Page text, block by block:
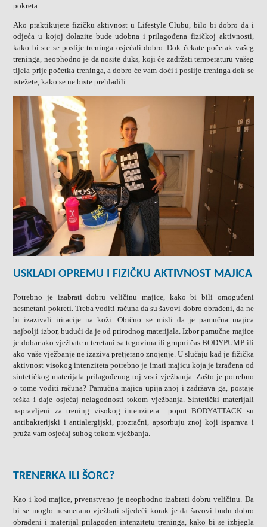
pokreta.
Ako praktikujete fizičku aktivnost u Lifestyle Clubu, bilo bi dobro da i
odjeća u kojoj dolazite bude udobna i prilagođena fizičkoj aktivnosti,
kako bi ste se poslije treninga osjećali dobro. Dok čekate početak vašeg
treninga, neophodno je da nosite duks, koji će zadržati temperaturu vašeg
tijela prije početka treninga, a dobro će vam doći i poslije treninga dok se
istežete, kako se ne biste prehladili.
USKLADI OPREMU I FIZIČKU AKTIVNOST MAJICA
Potrebno je izabrati dobru veličinu majice, kako bi bili omogućeni
nesmetani pokreti. Treba voditi računa da su šavovi dobro obrađeni, da ne
bi izazivali iritacije na koži. Obično se misli da je pamučna majica
najbolji izbor, budući da je od prirodnog materijala. Izbor pamučne majice
je dobar ako vježbate u teretani sa tegovima ili grupni čas BODYPUMP ili
ako vaše vježbanje ne izaziva pretjerano znojenje. U slučaju kad je fižička
aktivnost visokog intenziteta potrebno je imati majicu koja je izrađena od
sintetičkog materijala prilagođenog toj vrsti vježbanja. Zašto je potrebno
o tome voditi računa? Pamučna majica upija znoj i zadržava ga, postaje
teška i daje osjećaj nelagodnosti tokom vježbanja. Sintetički materijali
napravljeni za trening visokog intenziteta poput BODYATTACK su
antibakterijski i antialergijski, prozračni, apsorbuju znoj koji isparava i
pruža vam osjećaj suhog tokom vježbanja.
TRENERKA ILI ŠORC?
Kao i kod majice, prvenstveno je neophodno izabrati dobru veličinu. Da
bi se moglo nesmetano vježbati sljedeći korak je da šavovi budu dobro
obrađeni i materijal prilagođen intenzitetu treninga, kako bi se izbjegla